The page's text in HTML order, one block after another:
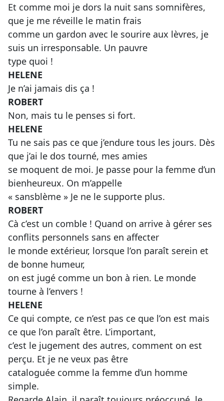
Et comme moi je dors la nuit sans somnifères,
que je me réveille le matin frais
comme un gardon avec le sourire aux lèvres, je
suis un irresponsable. Un pauvre
type quoi !
HELENE
Je n’ai jamais dis ça !
ROBERT
Non, mais tu le penses si fort.
HELENE
Tu ne sais pas ce que j’endure tous les jours. Dès
que j’ai le dos tourné, mes amies
se moquent de moi. Je passe pour la femme d’un
bienheureux. On m’appelle
« sansblème » Je ne le supporte plus.
ROBERT
Cà c’est un comble ! Quand on arrive à gérer ses
conflits personnels sans en affecter
le monde extérieur, lorsque l’on paraît serein et
de bonne humeur,
on est jugé comme un bon à rien. Le monde
tourne à l’envers !
HELENE
Ce qui compte, ce n’est pas ce que l’on est mais
ce que l’on paraît être. L’important,
c’est le jugement des autres, comment on est
perçu. Et je ne veux pas être
cataloguée comme la femme d’un homme
simple.